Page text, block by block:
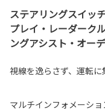
ステアリングスイッ
プレイ・レーダーク
ングアシスト・オー
視線を逸らさず、運転に
マルチインフォメーシ